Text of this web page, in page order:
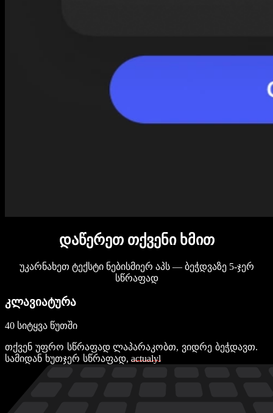
დაწერეთ თქვენი ხმით
უკარნახეთ ტექსტი ნებისმიერ აპს — ბეჭდვაზე 5-ჯერ
სწრაფად
კლავიატურა
40 სიტყვა წუთში
თქვენ უფრო სწრაფად ლაპარაკობთ, ვიდრე ბეჭდავთ.
სამიდან ხუთჯერ სწრაფად, actualyl